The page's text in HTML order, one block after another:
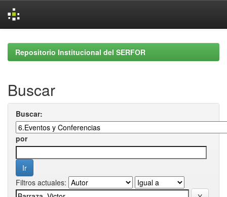
navigationRepositorio Institucional del SERFOR
Buscar
Buscar:
por
Filtros actuales: